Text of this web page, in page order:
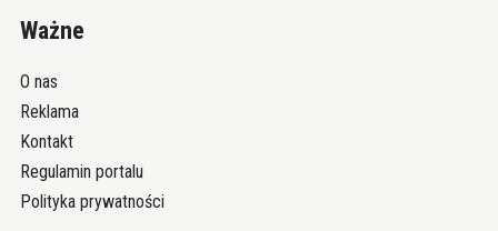
Ważne
O nas
Reklama
Kontakt
Regulamin portalu
Polityka prywatności